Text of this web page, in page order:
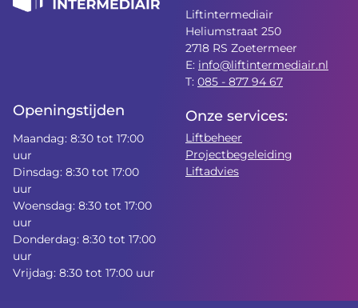
Liftintermediair
Heliumstraat 250
2718 RS Zoetermeer
E: info@liftintermediair.nl
T: 085 - 877 94 67
Openingstijden
Maandag: 8:30 tot 17:00
uur
Dinsdag: 8:30 tot 17:00
uur
Woensdag: 8:30 tot 17:00
uur
Donderdag: 8:30 tot 17:00
uur
Vrijdag: 8:30 tot 17:00 uur
Onze services:
Liftbeheer
Projectbegeleiding
Liftadvies